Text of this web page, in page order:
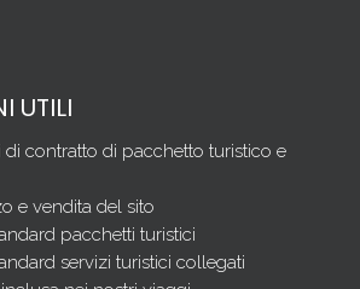
UTILI
contratto di pacchetto turistico e
e vendita del sito
pacchetti turistici
servizi turistici collegati